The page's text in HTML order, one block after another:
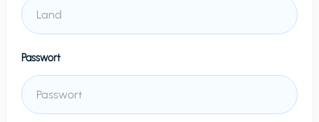
Passwort